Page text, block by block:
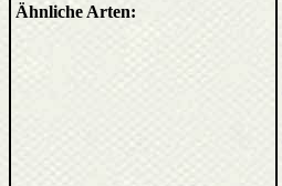
Ähnliche Arten: